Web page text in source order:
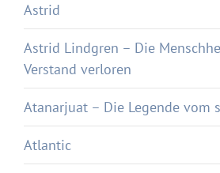
Astrid
Astrid Lindgren – Die
Verstand verloren
Atanarjuat – Die Legende vom
Atlantic